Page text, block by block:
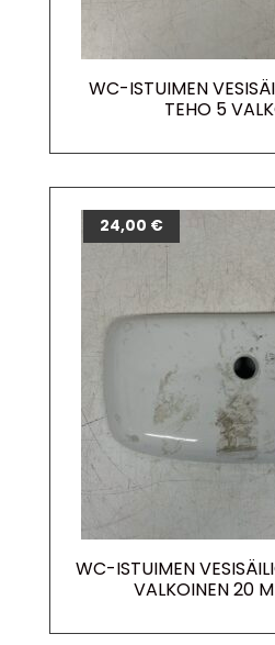
WC-ISTUIMEN
TEHO 5
WC-ISTUIMEN
VALKOINEN 20
24,00 €